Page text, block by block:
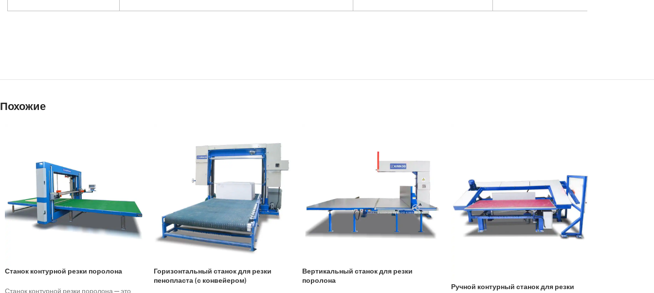
Похожие
Станок контурной резки поролона
Станок контурной резки поролона — это
Горизонтальный станок для резки
пенопласта (с конвейером)
Вертикальный станок для резки
поролона
Ручной контурный станок для резки